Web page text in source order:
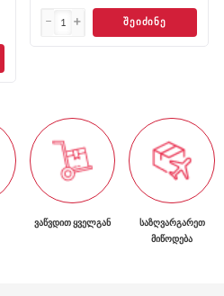
ᲨᲔᲘᲫᲘᲜᲔ
ᲕᲐᲬᲕᲓᲘᲗ ᲧᲕᲔᲚᲒᲐᲜ
ᲡᲐᲖᲦᲕᲐᲠᲒᲐᲠᲔᲗ
ᲛᲘᲬᲝᲓᲔᲑᲐ